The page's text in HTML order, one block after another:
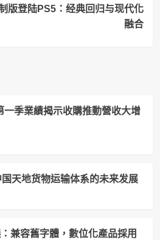
版登陆PS5：经典回归与现代化
融合
一季業績揭示收購推動營收大增
天地货物运输体系的未来发展
兼容舊字體，數位化產品採用